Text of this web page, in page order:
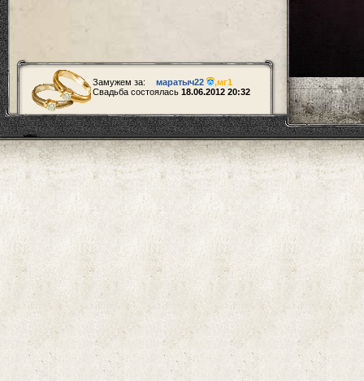
Замужем за: маратыч22 ,мг1
Свадьба состоялась 18.06.2012 20:32